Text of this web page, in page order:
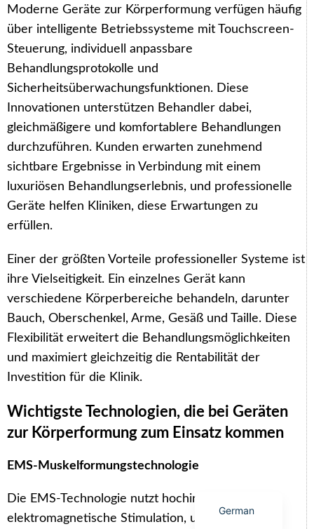
Moderne Geräte zur Körperformung verfügen häufig
über intelligente Betriebssysteme mit Touchscreen-
Steuerung, individuell anpassbare
Behandlungsprotokolle und
Sicherheitsüberwachungsfunktionen. Diese
Innovationen unterstützen Behandler dabei,
gleichmäßigere und komfortablere Behandlungen
durchzuführen. Kunden erwarten zunehmend
sichtbare Ergebnisse in Verbindung mit einem
luxuriösen Behandlungserlebnis, und professionelle
Geräte helfen Kliniken, diese Erwartungen zu
erfüllen.
Einer der größten Vorteile professioneller Systeme ist
ihre Vielseitigkeit. Ein einzelnes Gerät kann
verschiedene Körperbereiche behandeln, darunter
Bauch, Oberschenkel, Arme, Gesäß und Taille. Diese
Flexibilität erweitert die Behandlungsmöglichkeiten
und maximiert gleichzeitig die Rentabilität der
Investition für die Klinik.
Wichtigste Technologien, die bei Geräten
zur Körperformung zum Einsatz kommen
EMS-Muskelformungstechnologie
Die EMS-Technologie nutzt hochintensive
elektromagnetische Stimulation, um kraftvolle
German
French
Russian
Italian
Arabic